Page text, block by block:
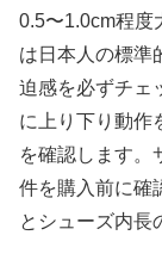
0.5〜1.0cm程度
は日本人の標準
迫感を必ずチェ
に上り下り動作
を確認します。
件を購入前に確
とシューズ内長